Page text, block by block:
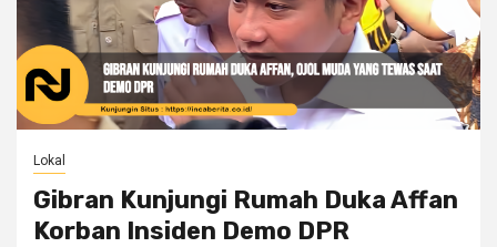
Lokal
Gibran Kunjungi Rumah Duka Affan
Korban Insiden Demo DPR